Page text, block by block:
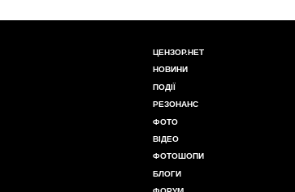
ЦЕНЗОР.НЕТ
НОВИНИ
ПОДІЇ
РЕЗОНАНС
ФОТО
ВІДЕО
ФОТОШОПИ
БЛОГИ